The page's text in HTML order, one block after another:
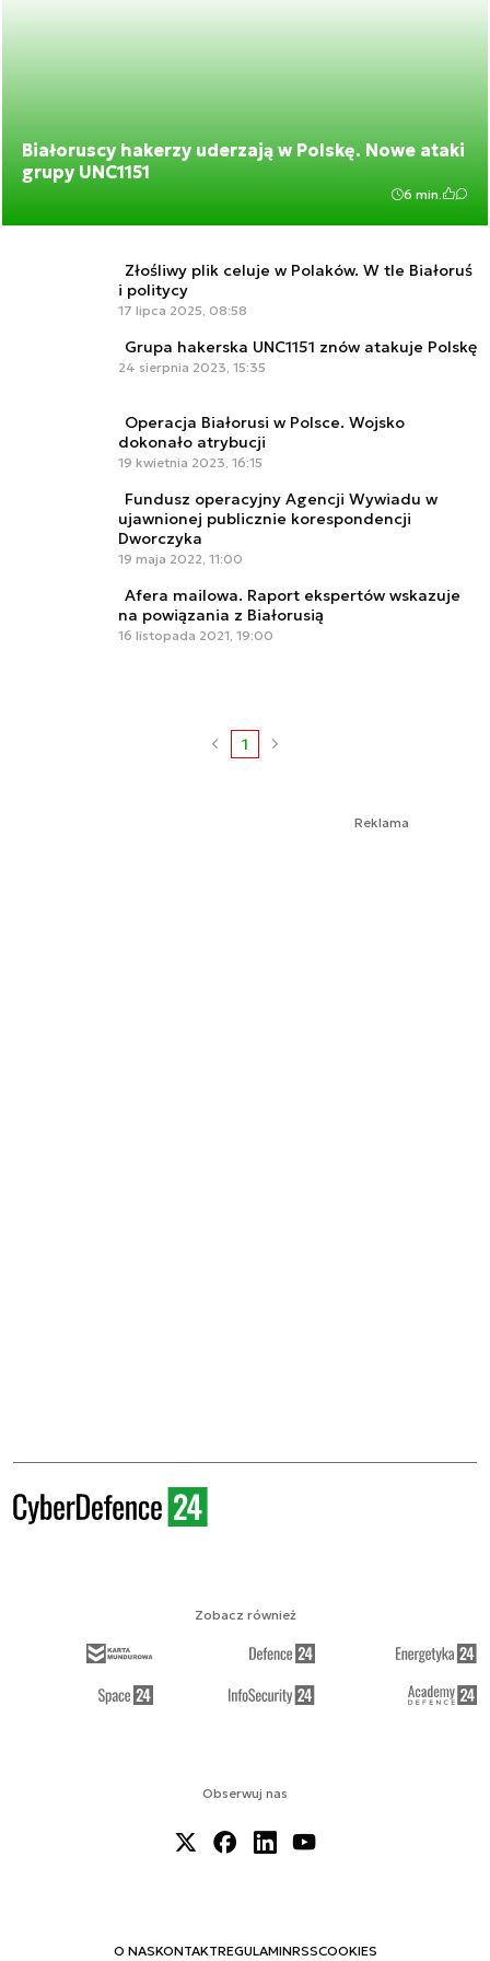
Białoruscy hakerzy uderzają w Polskę. Nowe ataki
grupy UNC1151
6 min.
Złośliwy plik celuje w Polaków. W tle Białoruś
i politycy
17 lipca 2025, 08:58
Grupa hakerska UNC1151 znów atakuje Polskę
24 sierpnia 2023, 15:35
Operacja Białorusi w Polsce. Wojsko
dokonało atrybucji
19 kwietnia 2023, 16:15
Fundusz operacyjny Agencji Wywiadu w
ujawnionej publicznie korespondencji
Dworczyka
19 maja 2022, 11:00
Afera mailowa. Raport ekspertów wskazuje
na powiązania z Białorusią
16 listopada 2021, 19:00
1
Reklama
Obserwuj nas
O NASKONTAKTREGULAMINRSSCOOKIES
Zobacz również